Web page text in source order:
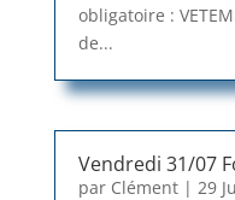
obligatoire :
de...
Vendredi 31/07
par Clément| 29